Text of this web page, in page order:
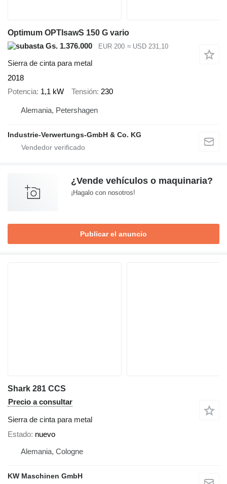
Optimum OPTIsawS 150 G vario
Gs. 1.376.000
EUR 200 ≈ USD 231,10
Sierra de cinta para metal
2018
Potencia 1,1 kW Tensión 230
Alemania, Petershagen
Industrie-Verwertungs-GmbH & Co. KG
¿Vende vehículos o maquinaria?
¡Hagalo con nosotros!
Publicar el anuncio
Shark 281 CCS
Precio a consultar
Sierra de cinta para metal
Estado nuevo
Alemania, Cologne
KW Maschinen GmbH